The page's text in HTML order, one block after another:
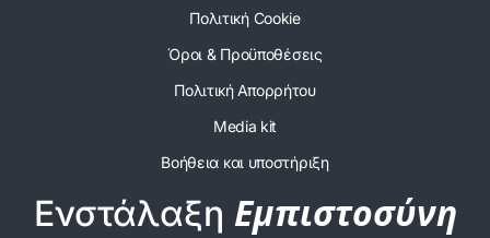
Πολιτική Cookie
Όροι & Προϋποθέσεις
Πολιτική Απορρήτου
Media kit
Βοήθεια και υποστήριξη
Ενστάλαξη Εμπιστοσύνη